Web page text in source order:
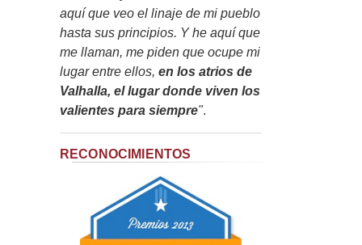
aquí que veo el linaje de mi pueblo
hasta sus principios. Y he aquí que
me llaman, me piden que ocupe mi
lugar entre ellos, en los atrios de
Valhalla, el lugar donde viven los
valientes para siempre".
RECONOCIMIENTOS